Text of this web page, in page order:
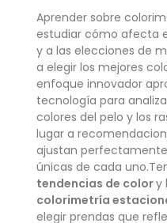
Aprender sobre
estudiar cómo afecta
y a las elecciones de
a elegir los mejores
enfoque innovador
tecnología para
colores del pelo y los
lugar a
ajustan
únicas de cada
tendencias de colory
colorimetría
elegir prendas que